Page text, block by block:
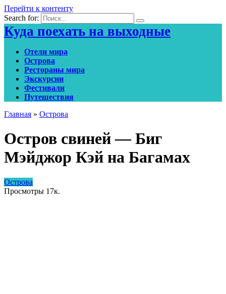
Перейти к контенту
Search for:
Куда поехать на выходные
Отели мира
Острова
Рестораны мира
Экскурсии
Фестивали
Путешествия
Главная » Острова
Остров свиней — Биг
Мэйджор Кэй на Багамах
Острова
Просмотры 17к.